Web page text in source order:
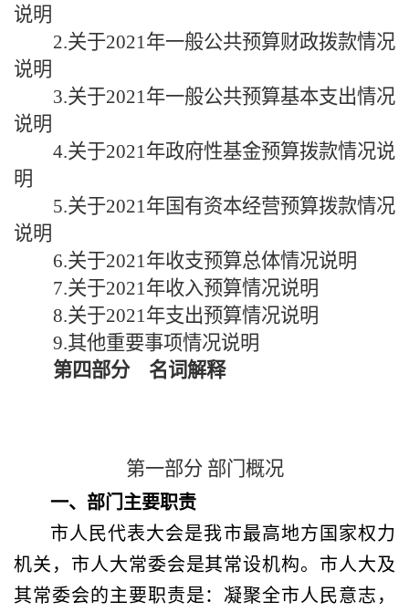
说明
2.关于2021年一般公共预算财政拨款情况
说明
3.关于2021年一般公共预算基本支出情况
说明
4.关于2021年政府性基金预算拨款情况说
明
5.关于2021年国有资本经营预算拨款情况
说明
6.关于2021年收支预算总体情况说明
7.关于2021年收入预算情况说明
8.关于2021年支出预算情况说明
9.其他重要事项情况说明
第四部分 名词解释
第一部分 部门概况
一、部门主要职责
市人民代表大会是我市最高地方国家权力
机关，市人大常委会是其常设机构。市人大及
其常委会的主要职责是：凝聚全市人民意志，